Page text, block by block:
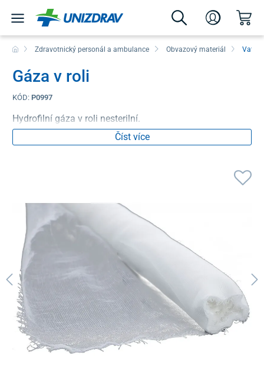
Zdravotnický personál a ambulance Obvazový materiál Vaty
Gáza v roli
KÓD: P0997
Hydrofilní gáza v roli nesterilní.
Číst více